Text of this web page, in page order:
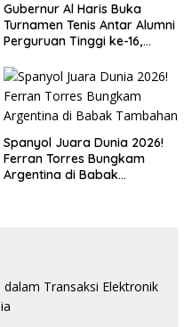
Gubernur Al Haris Buka
Turnamen Tenis Antar Alumni
Perguruan Tinggi ke-16,
Peserta
Spanyol Juara Dunia 2026!
Ferran Torres Bungkam
Argentina di Babak